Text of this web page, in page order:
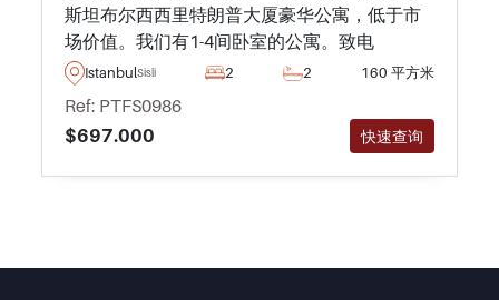
斯坦布尔西西里特朗普大厦豪华公寓，低于市
场价值。我们有1-4间卧室的公寓。致电
+44（0）20 8371 0059，讨论最新的空房和价
格
IstanbulSisli 2 2 160 平方米
Ref: PTFS0986
$697.000
快速查询